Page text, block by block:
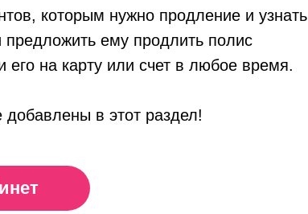
которым нужно продление и узнать
предложить ему продлить полис
на карту или счет в любое время.
в этот раздел!